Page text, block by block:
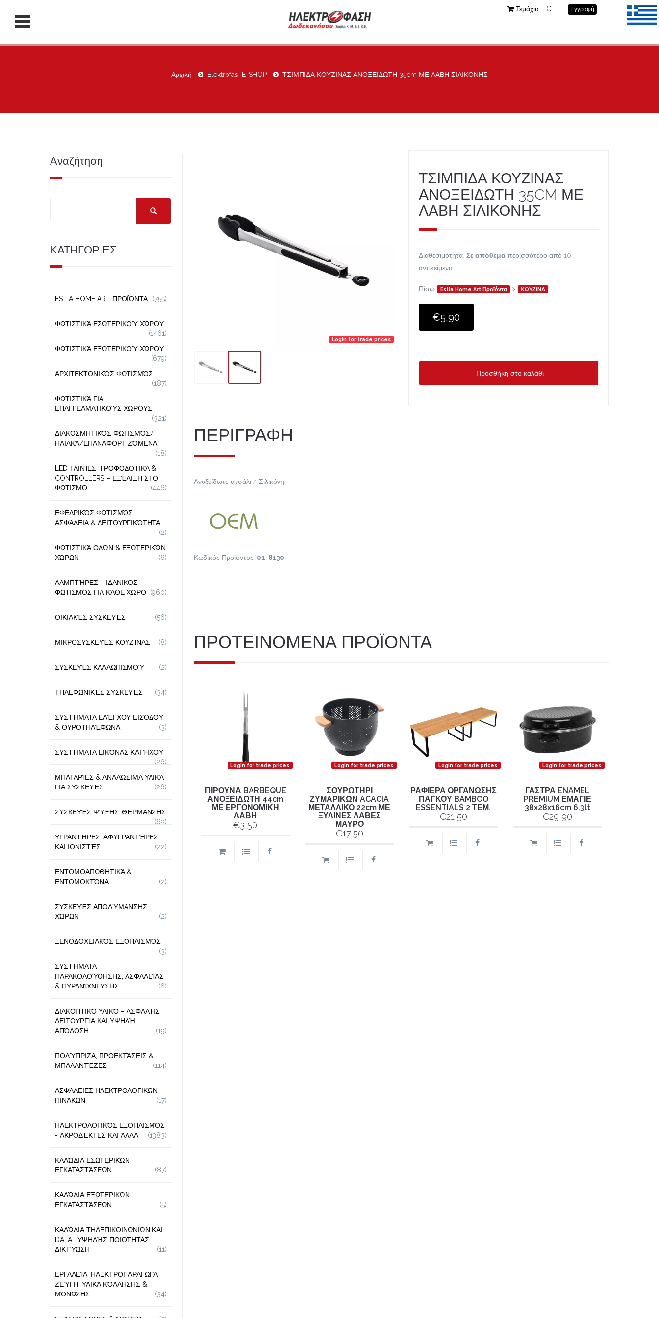
Εγγραφή
Τεμάχια - €
Αρχική Elektrofasi E-SHOP ΤΣΙΜΠΙΔΑ ΚΟΥΖΙΝΑΣ ΑΝΟΞΕΙΔΩΤΗ 35cm ΜΕ ΛΑΒΗ ΣΙΛΙΚΟΝΗΣ
Login for trade prices
ΤΣΙΜΠΙΔΑ ΚΟΥΖΙΝΑΣ
ΑΝΟΞΕΙΔΩΤΗ 35CM ΜΕ
ΛΑΒΗ ΣΙΛΙΚΟΝΗΣ
Διαθεσιμότητα:Σε απόθεμα περισσότερο από 10
αντικείμενα
Πίσω Estia Home Art Προϊόντα > ΚΟΥΖΙΝΑ
€5,90
Προσθήκη στο καλάθι
ΠΕΡΙΓΡΑΦΗ
Ανοξείδωτο ατσάλι / Σιλικόνη
Κωδικός Προϊόντος: 01-8130
ΠΡΟΤΕΙΝΟΜΕΝΑ ΠΡΟΪΟΝΤΑ
Login for trade prices
ΠΙΡΟΥΝΑ BARBEQUE
ΑΝΟΞΕΙΔΩΤΗ 44cm
ΜΕ ΕΡΓΟΝΟΜΙΚΗ
ΛΑΒΗ
€3,50
Login for trade prices
ΣΟΥΡΩΤΗΡΙ
ΖΥΜΑΡΙΚΩΝ ACACIA
ΜΕΤΑΛΛΙΚΟ 22cm ΜΕ
ΞΥΛΙΝΕΣ ΛΑΒΕΣ
ΜΑΥΡΟ
€17,50
Login for trade prices
ΡΑΦΙΕΡΑ ΟΡΓΑΝΩΣΗΣ
ΠΑΓΚΟΥ BAMBOO
ESSENTIALS 2 ΤΕΜ.
€21,50
Login for trade prices
ΓΑΣΤΡΑ ENAMEL
PREMIUM ΕΜΑΓΙΕ
38x28x16cm 6.3lt
€29,90
Αναζήτηση
ΚΑΤΗΓΟΡΙΕΣ
ESTIA HOME ART ΠΡΟΪΌΝΤΑ (755)
ΦΩΤΙΣΤΙΚΆ ΕΣΩΤΕΡΙΚΟΎ ΧΏΡΟΥ
(1461)
ΦΩΤΙΣΤΙΚΆ ΕΞΩΤΕΡΙΚΟΎ ΧΏΡΟΥ
(679)
ΑΡΧΙΤΕΚΤΟΝΙΚΌΣ ΦΩΤΙΣΜΌΣ
(187)
ΦΩΤΙΣΤΙΚΆ ΓΙΑ
ΕΠΑΓΓΕΛΜΑΤΙΚΟΎΣ ΧΏΡΟΥΣ
(321)
ΔΙΑΚΟΣΜΗΤΙΚΌΣ ΦΩΤΙΣΜΌΣ/
ΗΛΙΑΚΆ/ΕΠΑΝΑΦΟΡΤΙΖΌΜΕΝΑ
(18)
LED ΤΑΙΝΊΕΣ, ΤΡΟΦΟΔΟΤΙΚΆ &
CONTROLLERS – ΕΞΈΛΙΞΗ ΣΤΟ
ΦΩΤΙΣΜΌ
(446)
ΕΦΕΔΡΙΚΌΣ ΦΩΤΙΣΜΌΣ –
ΑΣΦΆΛΕΙΑ & ΛΕΙΤΟΥΡΓΙΚΌΤΗΤΑ
(2)
ΦΩΤΙΣΤΙΚΆ ΟΔΏΝ & ΕΞΩΤΕΡΙΚΏΝ
ΧΏΡΩΝ
(6)
ΛΑΜΠΤΉΡΕΣ – ΙΔΑΝΙΚΌΣ
ΦΩΤΙΣΜΌΣ ΓΙΑ ΚΆΘΕ ΧΏΡΟ (960)
ΟΙΚΙΑΚΈΣ ΣΥΣΚΕΥΈΣ (56)
ΜΙΚΡΟΣΥΣΚΕΥΈΣ ΚΟΥΖΊΝΑΣ (8)
ΣΥΣΚΕΥΈΣ ΚΑΛΛΩΠΙΣΜΟΎ (2)
ΤΗΛΕΦΩΝΙΚΈΣ ΣΥΣΚΕΥΈΣ (34)
ΣΥΣΤΉΜΑΤΑ ΕΛΈΓΧΟΥ ΕΙΣΌΔΟΥ
& ΘΥΡΟΤΗΛΈΦΩΝΑ
(3)
ΣΥΣΤΉΜΑΤΑ ΕΙΚΌΝΑΣ ΚΑΙ ΉΧΟΥ
(26)
ΜΠΑΤΑΡΊΕΣ & ΑΝΑΛΏΣΙΜΑ ΥΛΙΚΆ
ΓΙΑ ΣΥΣΚΕΥΈΣ
(26)
ΣΥΣΚΕΥΈΣ ΨΎΞΗΣ-ΘΈΡΜΑΝΣΗΣ
(69)
ΥΓΡΑΝΤΉΡΕΣ, ΑΦΥΓΡΑΝΤΉΡΕΣ
ΚΑΙ ΙΟΝΙΣΤΈΣ
(22)
ΕΝΤΟΜΟΑΠΩΘΗΤΙΚΆ &
ΕΝΤΟΜΟΚΤΌΝΑ
(2)
ΣΥΣΚΕΥΈΣ ΑΠΟΛΎΜΑΝΣΗΣ
ΧΏΡΩΝ
(2)
ΞΕΝΟΔΟΧΕΙΑΚΌΣ ΕΞΟΠΛΙΣΜΌΣ
(3)
ΣΥΣΤΉΜΑΤΑ
ΠΑΡΑΚΟΛΟΎΘΗΣΗΣ, ΑΣΦΑΛΕΊΑΣ
& ΠΥΡΑΝΊΧΝΕΥΣΗΣ
(6)
ΔΙΑΚΟΠΤΙΚΌ ΥΛΙΚΌ – ΑΣΦΑΛΉΣ
ΛΕΙΤΟΥΡΓΊΑ ΚΑΙ ΥΨΗΛΉ
ΑΠΌΔΟΣΗ
(19)
ΠΟΛΎΠΡΙΖΑ, ΠΡΟΕΚΤΆΣΕΙΣ &
ΜΠΑΛΑΝΤΈΖΕΣ
(114)
ΑΣΦΆΛΕΙΕΣ ΗΛΕΚΤΡΟΛΟΓΙΚΏΝ
ΠΙΝΆΚΩΝ
(17)
ΗΛΕΚΤΡΟΛΟΓΙΚΌΣ ΕΞΟΠΛΙΣΜΌΣ
- ΑΚΡΟΔΈΚΤΕΣ ΚΑΙ ΆΛΛΑ
(1383)
ΚΑΛΏΔΙΑ ΕΣΩΤΕΡΙΚΏΝ
ΕΓΚΑΤΑΣΤΆΣΕΩΝ
(87)
ΚΑΛΏΔΙΑ ΕΞΩΤΕΡΙΚΏΝ
ΕΓΚΑΤΑΣΤΆΣΕΩΝ
(5)
ΚΑΛΏΔΙΑ ΤΗΛΕΠΙΚΟΙΝΩΝΙΏΝ ΚΑΙ
DATA | ΥΨΗΛΉΣ ΠΟΙΌΤΗΤΑΣ
ΔΙΚΤΎΩΣΗ
(11)
ΕΡΓΑΛΕΊΑ, ΗΛΕΚΤΡΟΠΑΡΑΓΩΓΆ
ΖΕΎΓΗ, ΥΛΙΚΆ ΚΌΛΛΗΣΗΣ &
ΜΌΝΩΣΗΣ
(34)